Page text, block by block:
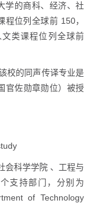
学的商科、经济、社
位列全球前 150，
类课程位列全球前
校的同声传译专业是
官佐勋章勋位）被授
会科学学院 、工程与
支持部门，分别为
of Technology